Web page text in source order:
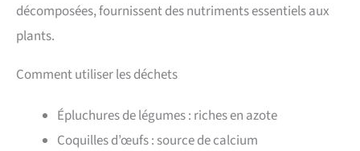
décomposées, fournissent des nutriments essentiels aux
plants.
Comment utiliser les déchets
Épluchures de légumes : riches en azote
Coquilles d’œufs : source de calcium